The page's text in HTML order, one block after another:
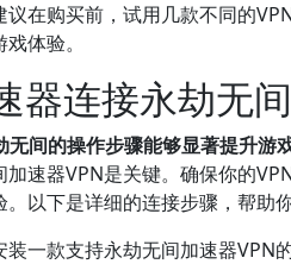
在购买前，试用几款不同的
体验。
器连接永劫无
间的操作步骤能够显著提升游
速器VPN是关键。确保你的
以下是详细的连接步骤，帮助
一款支持永劫无间加速器